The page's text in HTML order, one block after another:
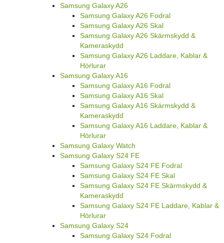
Samsung Galaxy A26
Samsung Galaxy A26 Fodral
Samsung Galaxy A26 Skal
Samsung Galaxy A26 Skärmskydd &
Kameraskydd
Samsung Galaxy A26 Laddare, Kablar &
Hörlurar
Samsung Galaxy A16
Samsung Galaxy A16 Fodral
Samsung Galaxy A16 Skal
Samsung Galaxy A16 Skärmskydd &
Kameraskydd
Samsung Galaxy A16 Laddare, Kablar &
Hörlurar
Samsung Galaxy Watch
Samsung Galaxy S24 FE
Samsung Galaxy S24 FE Fodral
Samsung Galaxy S24 FE Skal
Samsung Galaxy S24 FE Skärmskydd &
Kameraskydd
Samsung Galaxy S24 FE Laddare, Kablar &
Hörlurar
Samsung Galaxy S24
Samsung Galaxy S24 Fodral